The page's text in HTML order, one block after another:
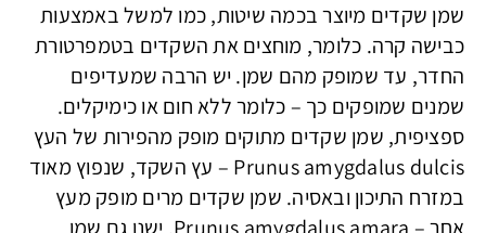
שמן שקדים מיוצר בכמה שיטות, כמו למשל באמצעות
כבישה קרה. כלומר, מוחצים את השקדים בטמפרטורת
החדר, עד שמופק מהם שמן. יש הרבה שמעדיפים
שמנים שמופקים כך – כלומר ללא חום או כימיקלים.
ספציפית, שמן שקדים מתוקים מופק מהפירות של העץ
Prunus amygdalus dulcis – עץ השקד, שנפוץ מאוד
במזרח התיכון ובאסיה. שמן שקדים מרים מופק מעץ